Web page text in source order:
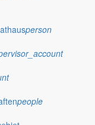
person
people